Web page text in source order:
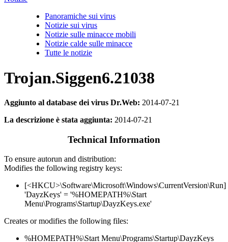
Panoramiche sui virus
Notizie sui virus
Notizie sulle minacce mobili
Notizie calde sulle minacce
Tutte le notizie
Trojan.Siggen6.21038
Aggiunto al database dei virus Dr.Web: 2014-07-21
La descrizione è stata aggiunta: 2014-07-21
Technical Information
To ensure autorun and distribution:
Modifies the following registry keys:
[<HKCU>\Software\Microsoft\Windows\CurrentVersion\Run]
'DayzKeys' = '%HOMEPATH%\Start
Menu\Programs\Startup\DayzKeys.exe'
Creates or modifies the following files:
%HOMEPATH%\Start Menu\Programs\Startup\DayzKeys